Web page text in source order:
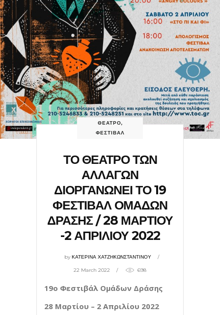
ΘΕΑΤΡΟ,
ΦΕΣΤΙΒΑΛ
ΤΟ ΘΕΑΤΡΟ ΤΩΝ
ΑΛΛΑΓΩΝ
ΔΙΟΡΓΑΝΩΝΕΙ ΤΟ 19
ΦΕΣΤΙΒΑΛ ΟΜΑΔΩΝ
ΔΡΑΣΗΣ / 28 ΜΑΡΤΙΟΥ
-2 ΑΠΡΙΛΙΟΥ 2022
byΚΑΤΕΡΙΝΑ ΧΑΤΖΗΚΩΝΣΤΑΝΤΙΝΟΥ
22 March 2022 698
19ο Φεστιβάλ Ομάδων Δράσης
28 Μαρτίου – 2 Απριλίου 2022